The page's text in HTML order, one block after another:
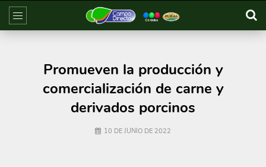
Promueven la producción y
comercialización de carne y
derivados porcinos
10 DE JUNIO DE 2022